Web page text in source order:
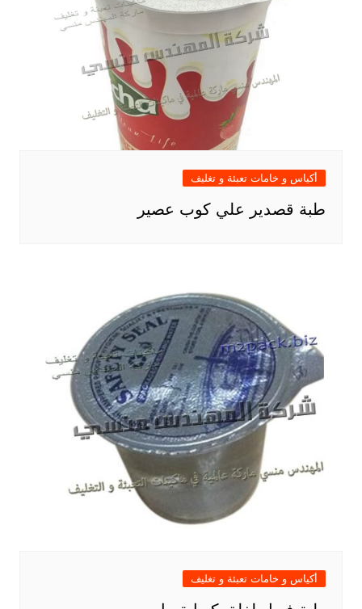
أكياس و خامات تعبئة و تغليف
طبة قصدير علي كوب عصير
أكياس و خامات تعبئة و تغليف